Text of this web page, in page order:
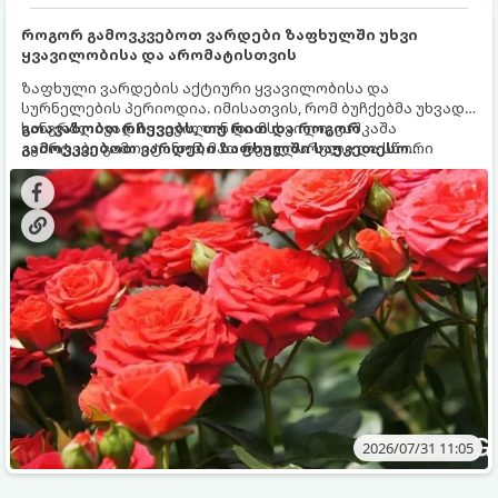
როგორ გამოვკვებოთ ვარდები ზაფხულში უხვი
ყვავილობისა და არომატისთვის
ზაფხული ვარდების აქტიური ყვავილობისა და
სურნელების პერიოდია. იმისათვის, რომ ბუჩქებმა უხვად,
ხანგრძლივად იყვავილონ და მსხვილი, კაშკაშა
კვირტები გამოიტანონ, მათ რეგულარული და სწორი
გამოკვება სჭირდებათ. ზაფხულის პერიოდში მცენარის
მოთხოვნილებები იცვლება, ამიტომ მნიშვნელოვანია
ვიცოდეთ, რომელი სასუქები გამოიყენება ამ დროს.
გთავაზობთ რჩევებს, თუ რით და როგორ
გამოვკვებოთ ვარდები ზაფხულში საუკეთესო
შედეგის მისაღწევად:
2026/07/31 11:05